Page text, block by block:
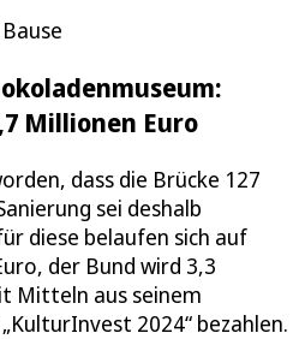
Millionen Euro
dass die Brücke 127
sei deshalb
diese belaufen sich auf
der Bund wird 3,3
Mitteln aus seinem
2024“ bezahlen.